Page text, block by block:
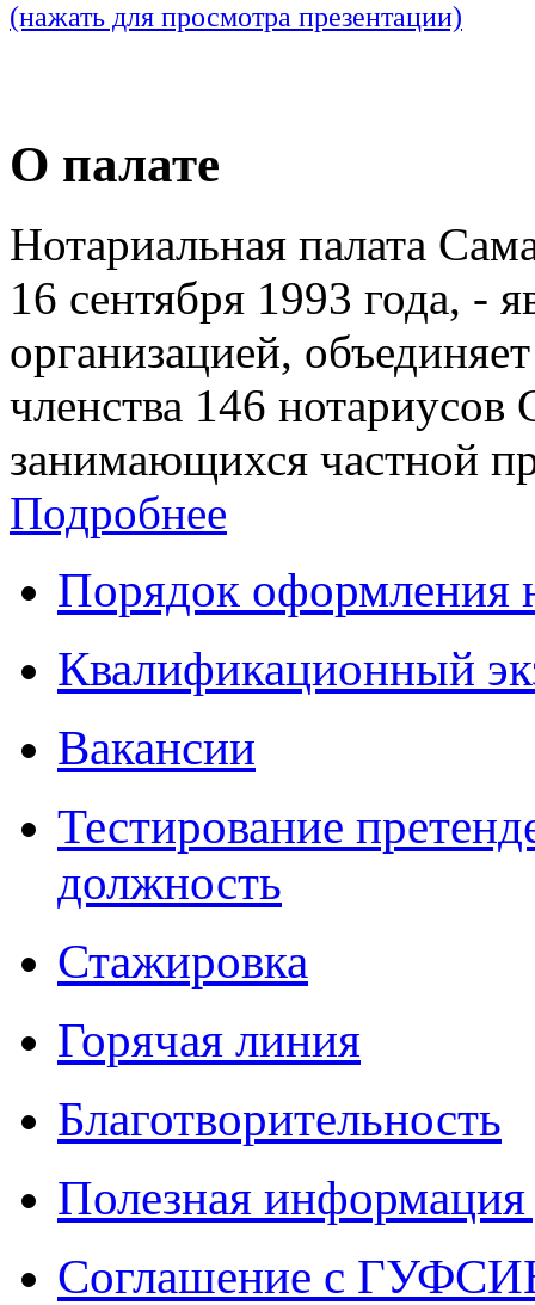
(нажать для просмотра презентации)
О палате
Нотариальная палата
16 сентября 1993 года, -
организацией,
членства 146 нотариусов
занимающихся частной
Подробнее
Порядок оформления
Квалификационный
Вакансии
Тестирование
должность
Стажировка
Горячая линия
Благотворительность
Полезная
Соглашение с